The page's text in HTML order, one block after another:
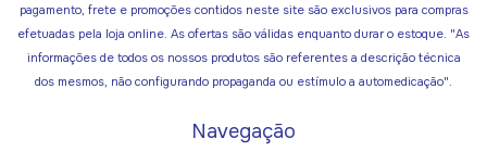
pagamento, frete e promoções contidos neste site são exclusivos para compras
efetuadas pela loja online. As ofertas são válidas enquanto durar o estoque. "As
informações de todos os nossos produtos são referentes a descrição técnica
dos mesmos, não configurando propaganda ou estímulo a automedicação".
Navegação